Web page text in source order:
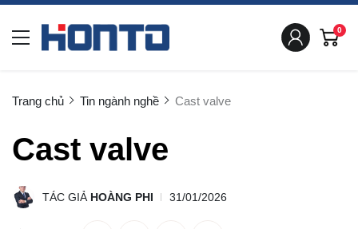
0
Trang chủ Tin ngành nghề Cast valve
Cast valve
TÁC GIẢ HOÀNG PHI 31/01/2026